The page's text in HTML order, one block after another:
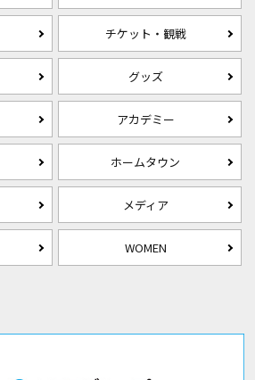
チケット・観戦
グッズ
アカデミー
ホームタウン
メディア
WOMEN